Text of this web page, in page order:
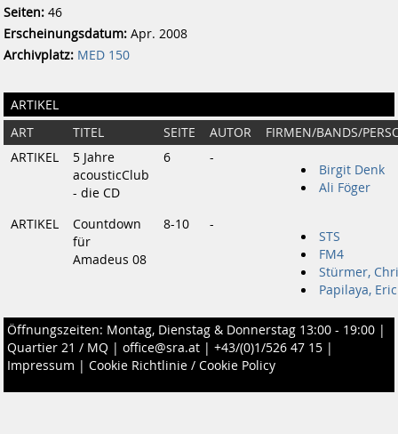
Seiten: 46
Erscheinungsdatum: Apr. 2008
Archivplatz: MED 150
ARTIKEL
ART TITEL SEITE AUTOR
FIRMEN/BANDS/
ARTIKEL
5 Jahre
acousticClub
- die CD
6 -
Birgit Denk
Ali Föger
ARTIKEL
Countdown
für
Amadeus 08
8-10 -
STS
FM4
Stürmer,
Papilaya, Eric
Öffnungszeiten: Montag, Dienstag & Donnerstag 13:00 - 19:00 |
Quartier 21 / MQ | office@sra.at | +43/(0)1/526 47 15 |
Impressum | Cookie Richtlinie / Cookie Policy